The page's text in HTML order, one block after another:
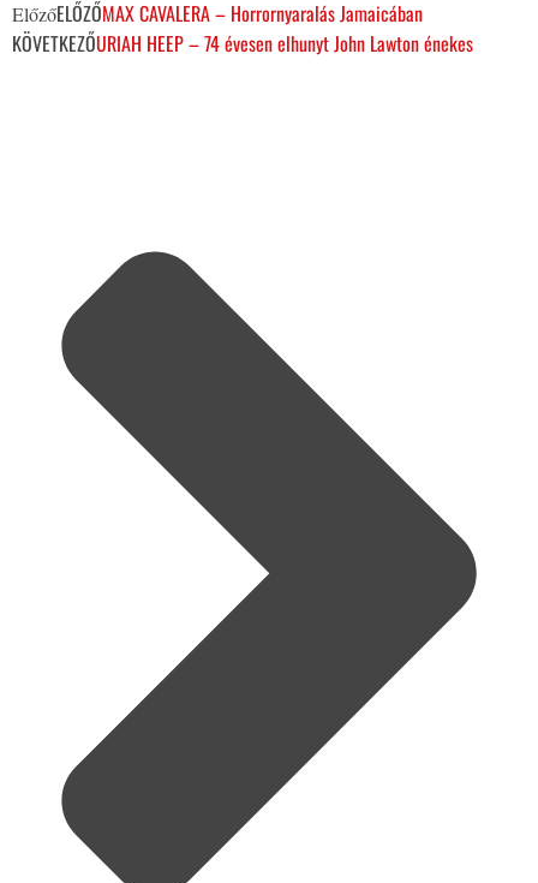
ElőzőELŐZŐMAX CAVALERA – Horrornyaralás Jamaicában
KÖVETKEZŐURIAH HEEP – 74 évesen elhunyt John Lawton énekes